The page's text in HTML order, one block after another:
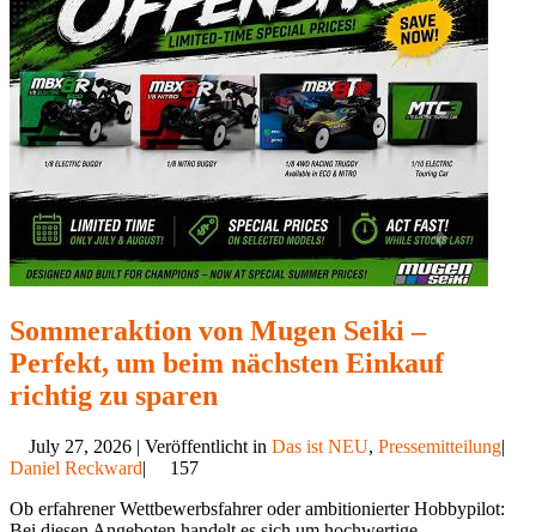
Sommeraktion von Mugen Seiki –
Perfekt, um beim nächsten Einkauf
richtig zu sparen
July 27, 2026 | Veröffentlicht in Das ist NEU, Pressemitteilung|
Daniel Reckward|
157
Ob erfahrener Wettbewerbsfahrer oder ambitionierter Hobbypilot: